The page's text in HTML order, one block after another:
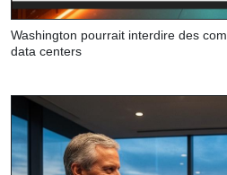
Washington pourrait interdire des
data centers